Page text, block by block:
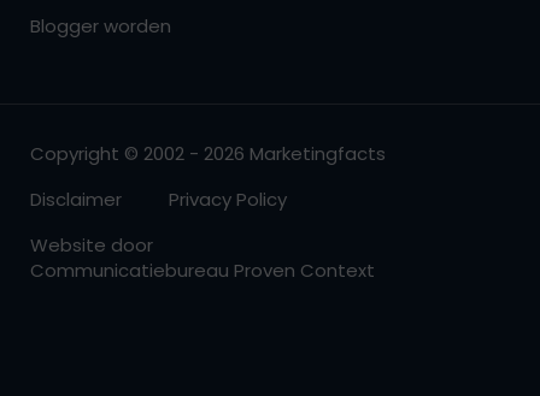
Blogger worden
Copyright © 2002 - 2026 Marketingfacts
Disclaimer
Privacy Policy
Website door
Communicatiebureau Proven Context